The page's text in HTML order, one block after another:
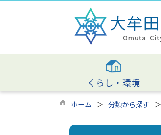
くらし・環境
ホーム 分類から探す